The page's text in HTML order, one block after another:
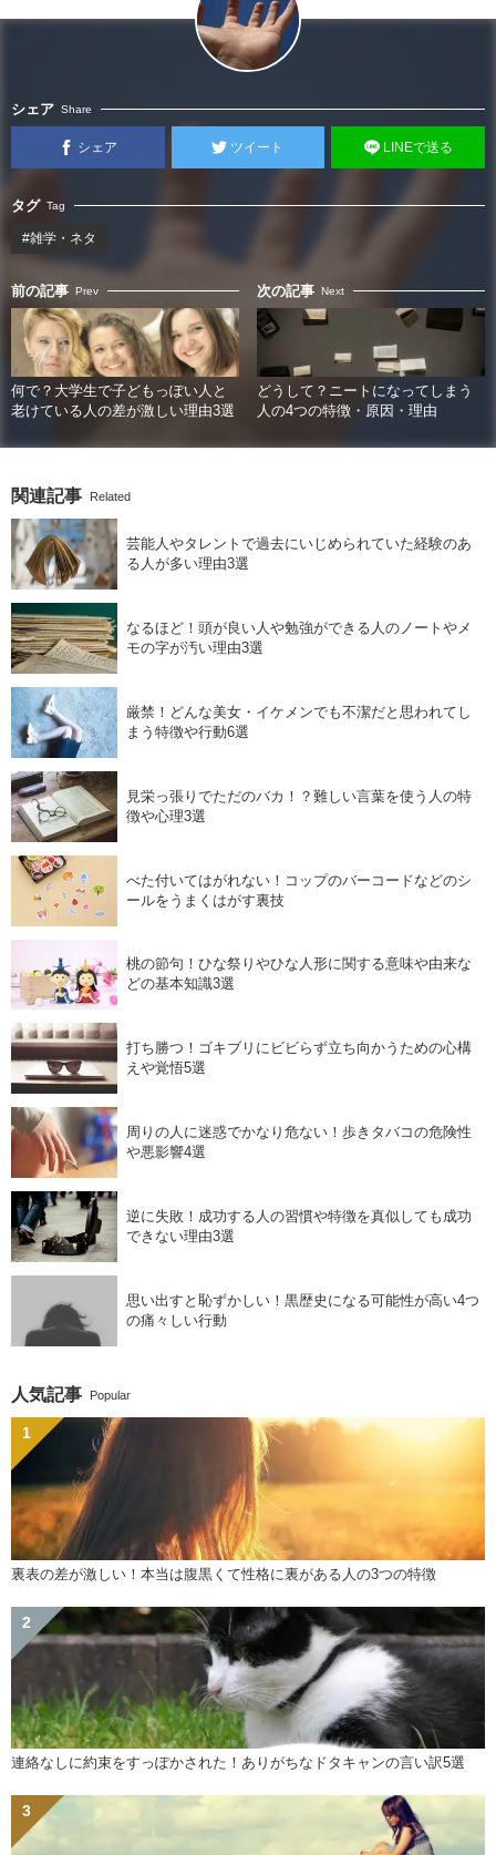
シェア Share
シェア ツイート LINEで送る
タグ Tag
#雑学・ネタ
前の記事 Prev
何で？大学生で子どもっぽい人と
老けている人の差が激しい理由3選
次の記事 Next
どうして？ニートになってしまう
人の4つの特徴・原因・理由
関連記事 Related
芸能人やタレントで過去にいじめられていた経験のあ
る人が多い理由3選
なるほど！頭が良い人や勉強ができる人のノートやメ
モの字が汚い理由3選
厳禁！どんな美女・イケメンでも不潔だと思われてし
まう特徴や行動6選
見栄っ張りでただのバカ！？難しい言葉を使う人の特
徴や心理3選
べた付いてはがれない！コップのバーコードなどのシ
ールをうまくはがす裏技
桃の節句！ひな祭りやひな人形に関する意味や由来な
どの基本知識3選
打ち勝つ！ゴキブリにビビらず立ち向かうための心構
えや覚悟5選
周りの人に迷惑でかなり危ない！歩きタバコの危険性
や悪影響4選
逆に失敗！成功する人の習慣や特徴を真似しても成功
できない理由3選
思い出すと恥ずかしい！黒歴史になる可能性が高い4つ
の痛々しい行動
人気記事 Popular
裏表の差が激しい！本当は腹黒くて性格に裏がある人の3つの特徴
連絡なしに約束をすっぽかされた！ありがちなドタキャンの言い訳5選